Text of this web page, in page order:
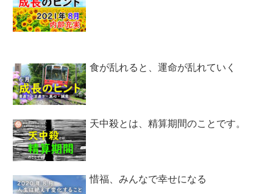
食が乱れると、運命が乱れていく
天中殺とは、精算期間のことです。
惜福、みんなで幸せになる